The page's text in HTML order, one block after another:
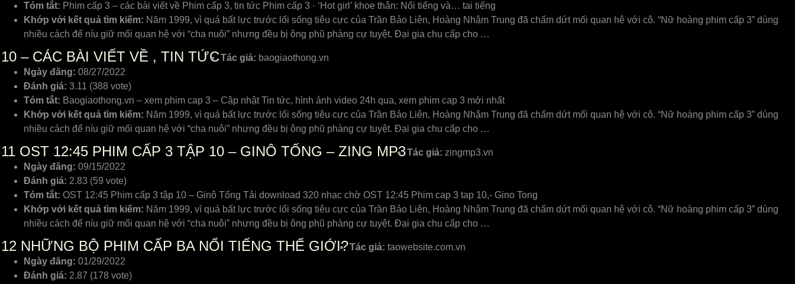
Tóm tắt: Phim cấp 3 – các bài viết về Phim cấp 3, tin tức Phim cấp 3 · ‘Hot girl’ khoe thân: Nổi tiếng và… tai tiếng
Khớp với kết quả tìm kiếm: Năm 1999, vì quá bất lực trước lối sống tiêu cực của Trần Bảo Liên, Hoàng Nhậm Trung đã chấm dứt mối quan hệ với cô. “Nữ hoàng phim cấp 3” dùng
nhiều cách để níu giữ mối quan hệ với “cha nuôi” nhưng đều bị ông phũ phàng cự tuyệt. Đại gia chu cấp cho …
10 – CÁC BÀI VIẾT VỀ , TIN TỨCTác giả: baogiaothong.vn
Ngày đăng: 08/27/2022
Đánh giá: 3.11 (388 vote)
Tóm tắt: Baogiaothong.vn – xem phim cap 3 – Cập nhật Tin tức, hình ảnh video 24h qua, xem phim cap 3 mới nhất
Khớp với kết quả tìm kiếm: Năm 1999, vì quá bất lực trước lối sống tiêu cực của Trần Bảo Liên, Hoàng Nhậm Trung đã chấm dứt mối quan hệ với cô. “Nữ hoàng phim cấp 3” dùng
nhiều cách để níu giữ mối quan hệ với “cha nuôi” nhưng đều bị ông phũ phàng cự tuyệt. Đại gia chu cấp cho …
11 OST 12:45 PHIM CẤP 3 TẬP 10 – GINÔ TỐNG – ZING MP3Tác giả: zingmp3.vn
Ngày đăng: 09/15/2022
Đánh giá: 2.83 (59 vote)
Tóm tắt: OST 12:45 Phim cấp 3 tập 10 – Ginô Tống Tải download 320 nhạc chờ OST 12:45 Phim cap 3 tap 10,- Gino Tong
Khớp với kết quả tìm kiếm: Năm 1999, vì quá bất lực trước lối sống tiêu cực của Trần Bảo Liên, Hoàng Nhậm Trung đã chấm dứt mối quan hệ với cô. “Nữ hoàng phim cấp 3” dùng
nhiều cách để níu giữ mối quan hệ với “cha nuôi” nhưng đều bị ông phũ phàng cự tuyệt. Đại gia chu cấp cho …
12 NHỮNG BỘ PHIM CẤP BA NỔI TIẾNG THẾ GIỚI?Tác giả: taowebsite.com.vn
Ngày đăng: 01/29/2022
Đánh giá: 2.87 (178 vote)